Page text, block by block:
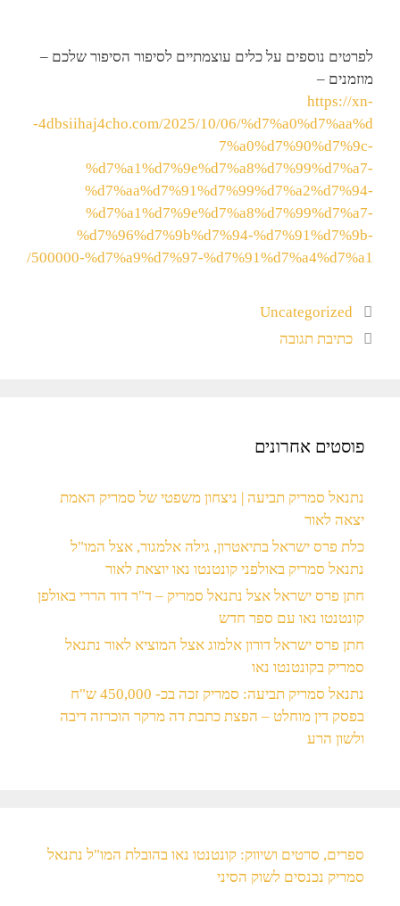
לפרטים נוספים על כלים עוצמתיים לסיפור הסיפור שלכם –
מוזמנים –
https://xn-
-4dbsiihaj4cho.com/2025/10/06/%d7%a0%d7%aa%d
7%a0%d7%90%d7%9c-
%d7%a1%d7%9e%d7%a8%d7%99%d7%a7-
%d7%aa%d7%91%d7%99%d7%a2%d7%94-
%d7%a1%d7%9e%d7%a8%d7%99%d7%a7-
%d7%96%d7%9b%d7%94-%d7%91%d7%9b-
500000-%d7%a9%d7%97-%d7%91%d7%a4%d7%a1/
Uncategorized
כתיבת תגובה
פוסטים אחרונים
נתנאל סמריק תביעה | ניצחון משפטי של סמריק האמת
יצאה לאור
כלת פרס ישראל בתיאטרון, גילה אלמגור, אצל המו"ל
נתנאל סמריק באולפני קונטנטו נאו יוצאת לאור
חתן פרס ישראל אצל נתנאל סמריק – ד"ר דוד הררי באולפן
קונטנטו נאו עם ספר חדש
חתן פרס ישראל דורון אלמוג אצל המוציא לאור נתנאל
סמריק בקונטנטו נאו
נתנאל סמריק תביעה: סמריק זכה בכ- 450,000 ש"ח
בפסק דין מוחלט – הפצת כתבת דה מרקר הוכרזה דיבה
ולשון הרע
ספרים, סרטים ושיווק: קונטנטו נאו בהובלת המו"ל נתנאל
סמריק נכנסים לשוק הסיני​